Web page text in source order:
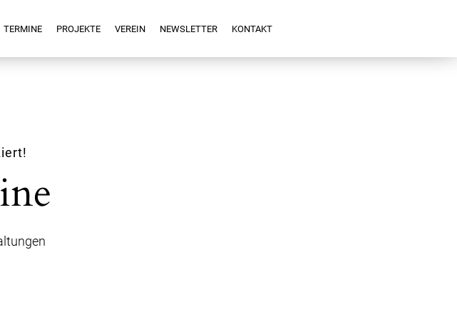
TERMINE PROJEKTE VEREIN NEWSLETTER KONTAKT